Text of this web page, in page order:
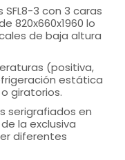
3 con 3 caras
820x660x1960 lo
de baja altura
(positiva,
estática
giratorios.
serigrafiados en
la exclusiva
diferentes